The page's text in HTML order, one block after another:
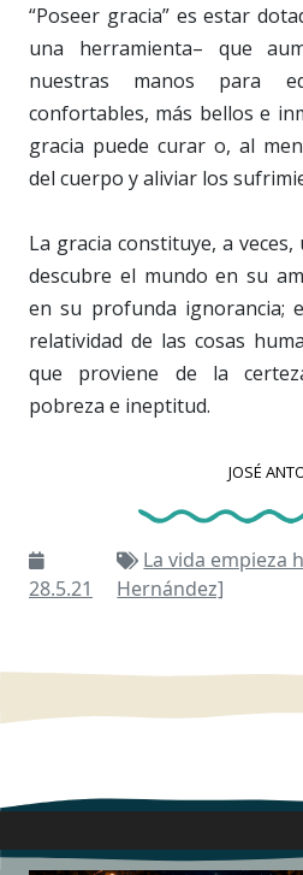
“Poseer gracia” es estar
una herramienta– que
nuestras manos para
confortables, más bellos e
gracia puede curar o, al
del cuerpo y aliviar los
La gracia constituye, a
descubre el mundo en su
en su profunda ignorancia;
relatividad de las cosas
que proviene de la
pobreza e ineptitud.
JOSÉ
28.5.21
La vida empieza
Hernández]